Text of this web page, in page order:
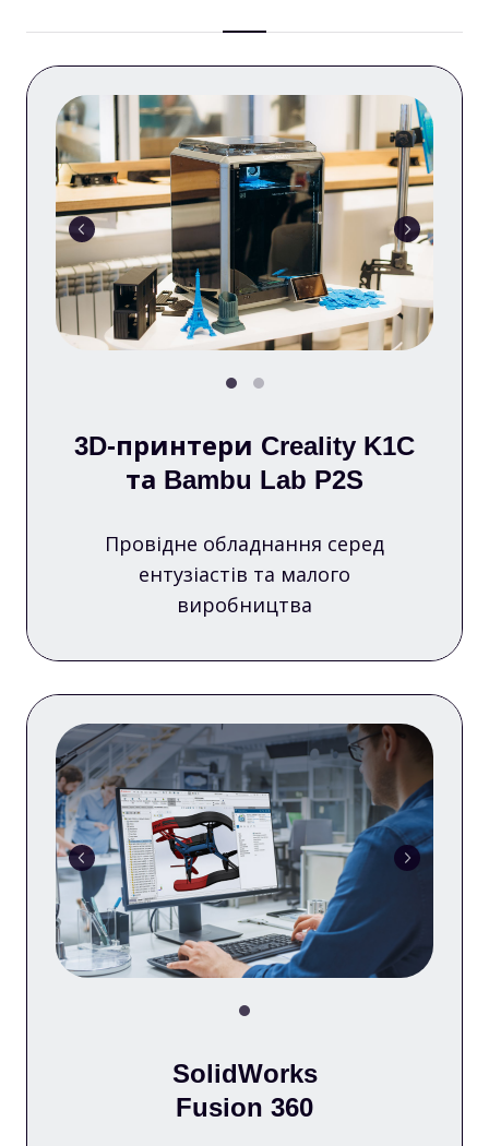
3D-принтери Creality K1C
та Bambu Lab P2S
Провідне обладнання серед
ентузіастів та малого
виробництва
SolidWorks
Fusion 360